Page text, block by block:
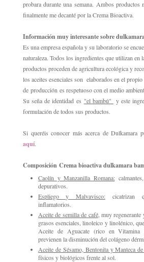
probara durante una semana. Ambos productos
finalmente me decanté por la Crema Bioactiva.
Información muy interesante sobre
Es una empresa española y su laboratorio se
naturaleza. Todos los ingredientes que utilizan en
productos proceden de agricultura ecológica y
los aceites esenciales son elaborados en el
de producción es respetuoso con el medio
Su seña de identidad es "el bambú"
y este
formulación de todos sus productos.
Si queréis conocer más acerca de Dulkamara
aquí.
Composición Crema bioactiva dulkamara
Caolín y Manzanilla Romana: calmantes
depurativos.
Espliego y Malvavisco:cicatrizan
inflamatorios.
Aceite de semilla de café, muy regenerante
grasos esenciales, linoleico y linolénico,
Aceite de Aguacate (rico en Vitamina
previenen la disminución del colágeno
Aceite de Sésamo, Bentonita y Manteca
físicos y biológicos frente al sol.